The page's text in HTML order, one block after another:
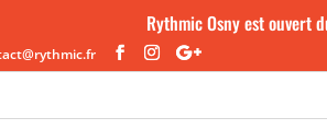
Rythmic Osny est ouvert